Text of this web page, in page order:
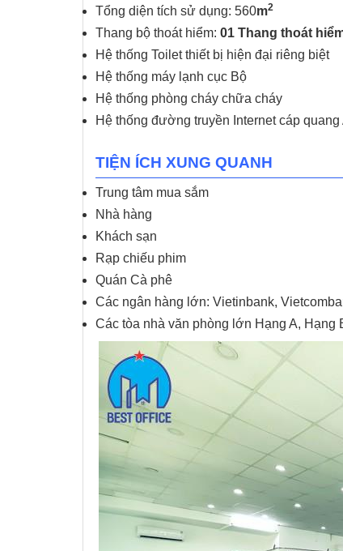
Tổng diện tích sử dụng: 560m2
Thang bộ thoát hiểm: 01 Thang thoát
Hệ thống Toilet thiết bị hiện đại riêng biệt
Hệ thống máy lạnh cục Bộ
Hệ thống phòng cháy chữa cháy
Hệ thống đường truyền Internet cáp
TIỆN ÍCH XUNG QUANH
Trung tâm mua sắm
Nhà hàng
Khách sạn
Rạp chiếu phim
Quán Cà phê
Các ngân hàng lớn: Vietinbank,
Các tòa nhà văn phòng lớn Hạng A, Hạng